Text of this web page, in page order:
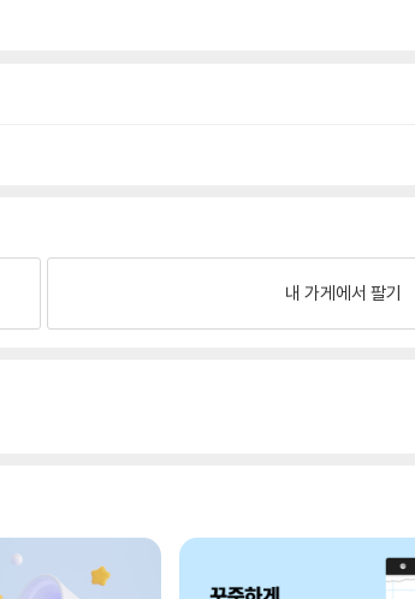
내 가게에서 팔기